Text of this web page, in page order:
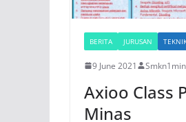
BERITA JURUSAN
9 June 2021
Axioo Class
Minas